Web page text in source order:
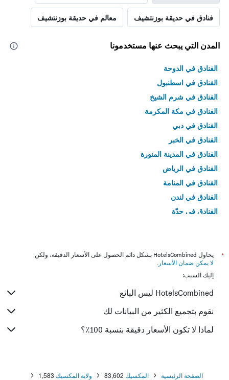
فنادق في حديقة بوزنتشيف معالم في حديقة بوزنتشيف
المدن التي يبحث عنها مستخدمونا
الفنادق في الدوحة
الفنادق في اسطنبول
الفنادق في شرم الشيخ
الفنادق في مكة المكرمة
الفنادق في دبي
الفنادق في الخبر
الفنادق في المدينة المنورة
الفنادق في الرياض
الفنادق في المنامة
الفنادق في لندن
الفنادق في جدّة
*
يحاول HotelsCombined بشكل دائم الحصول على الأسعار الدقيقة، ولكن
لا يمكن ضمان الأسعار .
إليك السبب:
HotelsCombined ليس البائع
نقوم بتجميع الكثير من البيانات لك
لماذا لا تكون الأسعار دقيقة بنسبة 100٪؟
الصفحة الرئيسية المكسيك 83,602 ولاية المكسيك 1,583